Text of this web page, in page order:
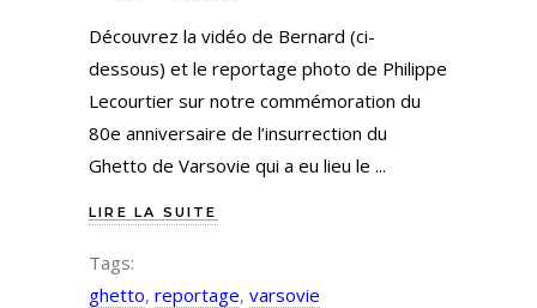
Découvrez la vidéo de Bernard (ci-
dessous) et le reportage photo de Philippe
Lecourtier sur notre commémoration du
80e anniversaire de l’insurrection du
Ghetto de Varsovie qui a eu lieu le
LIRE LA SUITE
Tags:
ghetto, reportage, varsovie